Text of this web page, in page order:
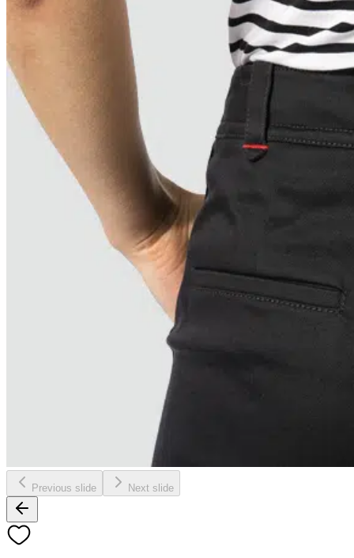
Previous slide Next slide